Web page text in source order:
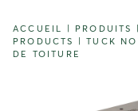
ACCUEIL PRODUITS
PRODUCTS
|TUCK
DE TOITURE